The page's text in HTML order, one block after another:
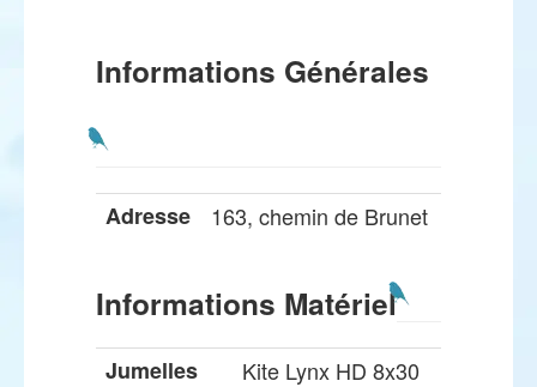
Informations Générales
Adresse 163, chemin de Brunet
Informations Matériel
Jumelles
Kite Lynx HD 8x30